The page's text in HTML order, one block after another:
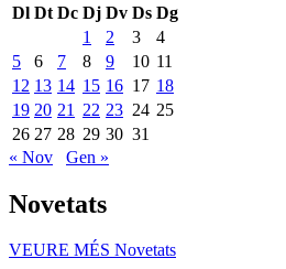
Dl Dt Dc Dj Dv Ds Dg
1
2 3
4
5
6 7 8 9 10 11
12 13 14 15 16 17 18
19 20 21 22 23 24 25
26 27 28 29 30 31
« Nov
Gen »
Novetats
VEURE MÉS Novetats